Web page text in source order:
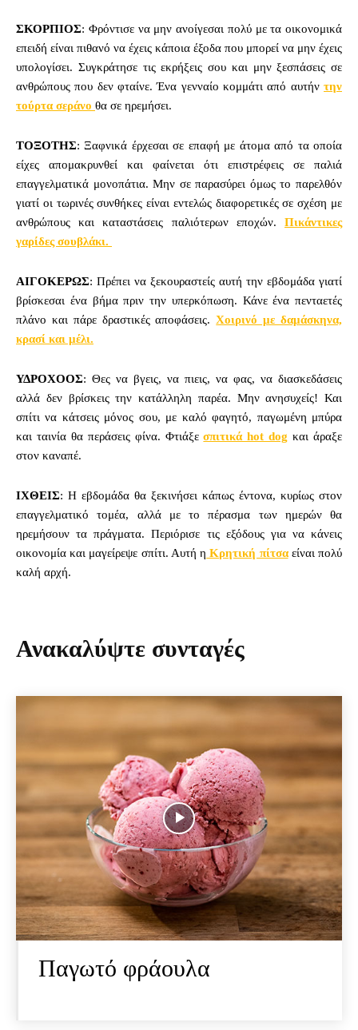
ΣΚΟΡΠΙΟΣ: Φρόντισε να μην ανοίγεσαι πολύ με τα οικονομικά
επειδή είναι πιθανό να έχεις κάποια έξοδα που μπορεί να μην έχεις
υπολογίσει. Συγκράτησε τις εκρήξεις σου και μην ξεσπάσεις σε
ανθρώπους που δεν φταίνε. Ένα γενναίο κομμάτι από αυτήν την
τούρτα σεράνο θα σε ηρεμήσει.
ΤΟΞΟΤΗΣ: Ξαφνικά έρχεσαι σε επαφή με άτομα από τα οποία
είχες απομακρυνθεί και φαίνεται ότι επιστρέφεις σε παλιά
επαγγελματικά μονοπάτια. Μην σε παρασύρει όμως το παρελθόν
γιατί οι τωρινές συνθήκες είναι εντελώς διαφορετικές σε σχέση με
ανθρώπους και καταστάσεις παλιότερων εποχών. Πικάντικες
γαρίδες σουβλάκι.
ΑΙΓΟΚΕΡΩΣ: Πρέπει να ξεκουραστείς αυτή την εβδομάδα γιατί
βρίσκεσαι ένα βήμα πριν την υπερκόπωση. Κάνε ένα πενταετές
πλάνο και πάρε δραστικές αποφάσεις.Χοιρινό με δαμάσκηνα,
κρασί και μέλι.
ΥΔΡΟΧΟΟΣ: Θες να βγεις, να πιεις, να φας, να διασκεδάσεις
αλλά δεν βρίσκεις την κατάλληλη παρέα. Μην ανησυχείς! Και
σπίτι να κάτσεις μόνος σου, με καλό φαγητό, παγωμένη μπύρα
και ταινία θα περάσεις φίνα. Φτιάξεσπιτικά hot dog και άραξε
στον καναπέ.
ΙΧΘΕΙΣ: Η εβδομάδα θα ξεκινήσει κάπως έντονα, κυρίως στον
επαγγελματικό τομέα, αλλά με το πέρασμα των ημερών θα
ηρεμήσουν τα πράγματα. Περιόρισε τις εξόδους για να κάνεις
οικονομία και μαγείρεψε σπίτι. Αυτή η Κρητική πίτσαείναι πολύ
καλή αρχή.
Ανακαλύψτε συνταγές
Παγωτό φράουλα